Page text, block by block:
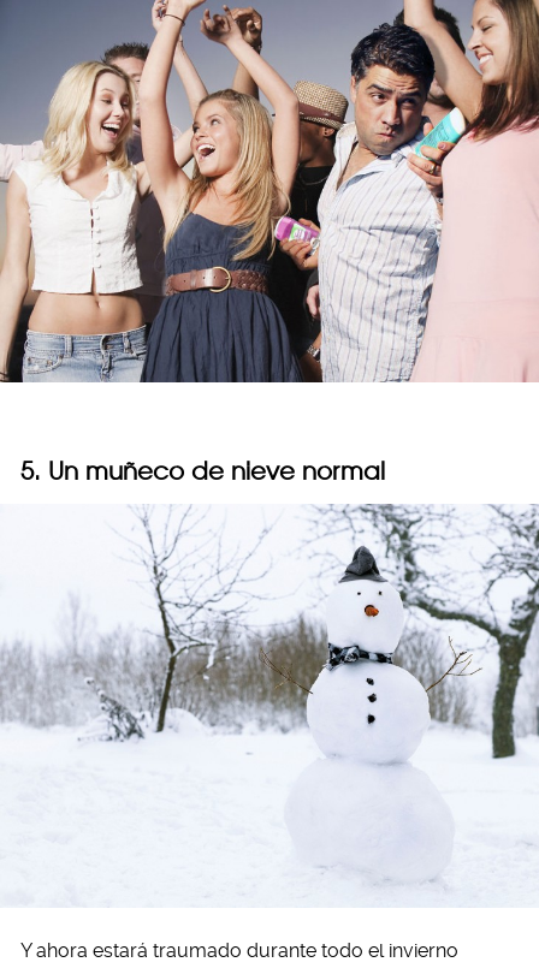
5. Un muñeco de nieve normal
Y ahora estará traumado durante todo el invierno